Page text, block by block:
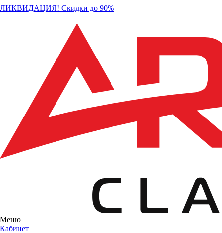
ЛИКВИДАЦИЯ! Скидки до 90%
Меню
Кабинет